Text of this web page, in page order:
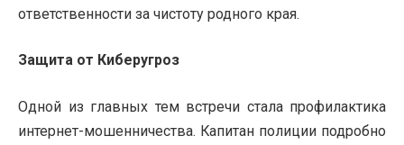
ответственности за чистоту родного края.
Защита от Киберугроз
Одной из главных тем встречи стала профилактика
интернет-мошенничества. Капитан полиции подробно